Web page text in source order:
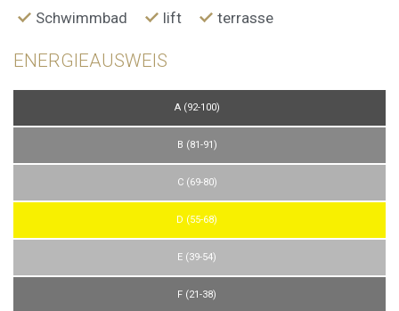
Schwimmbad lift terrasse
ENERGIEAUSWEIS
A (92-100)
B (81-91)
C (69-80)
D (55-68)
E (39-54)
F (21-38)